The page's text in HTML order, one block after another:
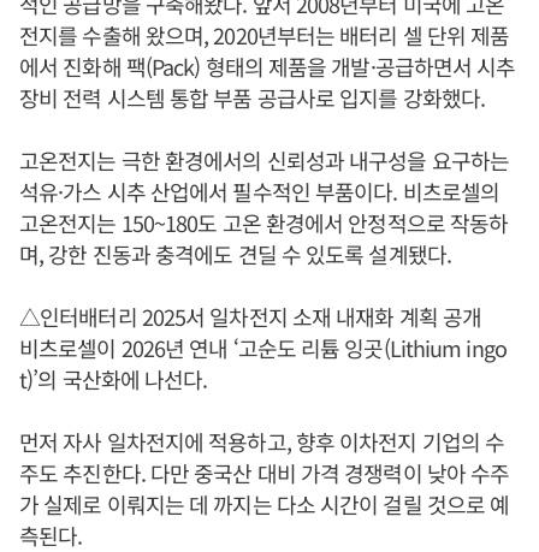
전지를 수출해 왔으며, 2020년부터는 배터리 셀 단위 제품
에서 진화해 팩(Pack) 형태의 제품을 개발·공급하면서 시추
장비 전력 시스템 통합 부품 공급사로 입지를 강화했다.
고온전지는 극한 환경에서의 신뢰성과 내구성을 요구하는
석유·가스 시추 산업에서 필수적인 부품이다. 비츠로셀의
고온전지는 150~180도 고온 환경에서 안정적으로 작동하
며, 강한 진동과 충격에도 견딜 수 있도록 설계됐다.
△인터배터리 2025서 일차전지 소재 내재화 계획 공개
비츠로셀이 2026년 연내 ‘고순도 리튬 잉곳(Lithium ingo
t)’의 국산화에 나선다.
먼저 자사 일차전지에 적용하고, 향후 이차전지 기업의 수
주도 추진한다. 다만 중국산 대비 가격 경쟁력이 낮아 수주
가 실제로 이뤄지는 데 까지는 다소 시간이 걸릴 것으로 예
측된다.